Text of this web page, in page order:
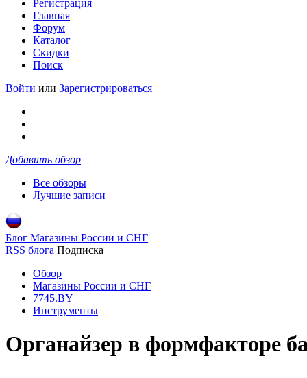
Регистрация
Главная
Форум
Каталог
Скидки
Поиск
Войти или Зарегистрироваться
Добавить обзор
Все обзоры
Лучшие записи
Блог Магазины России и СНГ
RSS блога Подписка
Обзор
Магазины России и СНГ
7745.BY
Инструменты
Органайзер в формфакторе